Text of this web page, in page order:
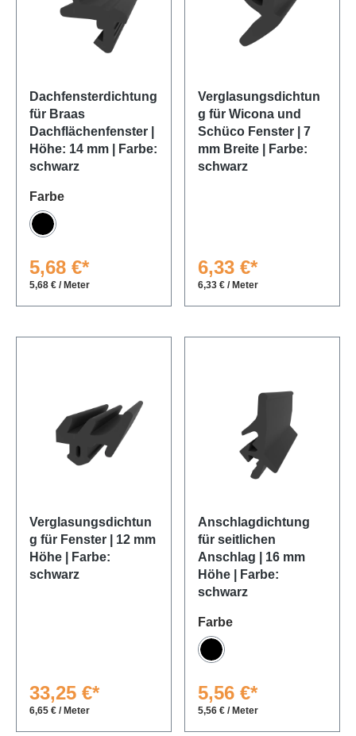
Dachfensterdichtung
für Braas
Dachflächenfenster |
Höhe: 14 mm | Farbe:
schwarz
Farbeauswählen
Schwarz
5,68 €*
5,68 € / Meter
Verglasungsdichtun
g für Wicona und
Schüco Fenster | 7
mm Breite | Farbe:
schwarz
6,33 €*
6,33 € / Meter
Verglasungsdichtun
g für Fenster | 12 mm
Höhe | Farbe:
schwarz
33,25 €*
6,65 € / Meter
Anschlagdichtung
für seitlichen
Anschlag | 16 mm
Höhe | Farbe:
schwarz
Farbeauswählen
Schwarz
5,56 €*
5,56 € / Meter